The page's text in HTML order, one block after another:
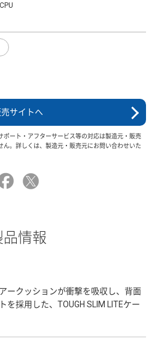
売サイトへ
ポート・アフターサービス等の対応は製造元・販売
。詳しくは、製造元・販売元にお問い合わせいた
品情報
ークッションが衝撃を吸収し、背面
を採用した、TOUGH SLIM LITEケー